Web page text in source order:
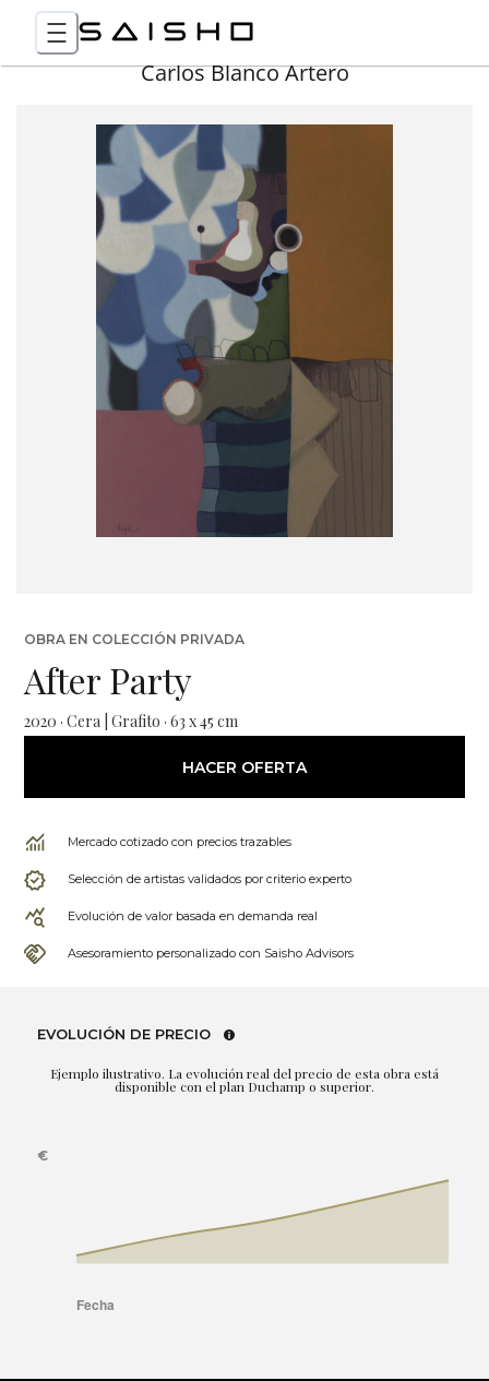
Carlos Blanco Artero
OBRA EN COLECCIÓN PRIVADA
After Party
2020 · Cera | Grafito · 63 x 45 cm
HACER OFERTA
Mercado cotizado con precios trazables
Selección de artistas validados por criterio experto
Evolución de valor basada en demanda real
Asesoramiento personalizado con Saisho Advisors
EVOLUCIÓN DE PRECIO
Ejemplo ilustrativo. La evolución real del precio de esta obra está
disponible con el plan Duchamp o superior.